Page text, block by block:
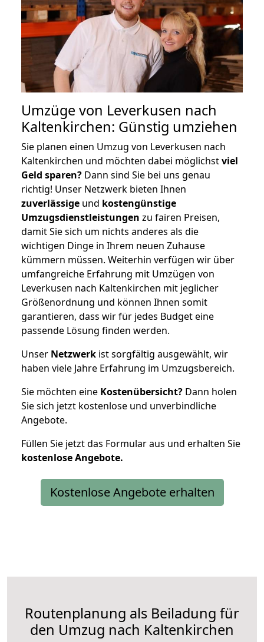
Umzüge von Leverkusen nach
Kaltenkirchen: Günstig umziehen
Sie planen einen Umzug von Leverkusen nach
Kaltenkirchen und möchten dabei möglichstviel
Geld sparen? Dann sind Sie bei uns genau
richtig! Unser Netzwerk bieten Ihnen
zuverlässige und kostengünstige
Umzugsdienstleistungen zu fairen Preisen,
damit Sie sich um nichts anderes als die
wichtigen Dinge in Ihrem neuen Zuhause
kümmern müssen. Weiterhin verfügen wir über
umfangreiche Erfahrung mit Umzügen von
Leverkusen nach Kaltenkirchen mit jeglicher
Größenordnung und können Ihnen somit
garantieren, dass wir für jedes Budget eine
passende Lösung finden werden.
Unser Netzwerk ist sorgfältig ausgewählt, wir
haben viele Jahre Erfahrung im Umzugsbereich.
Sie möchten eine Kostenübersicht? Dann holen
Sie sich jetzt kostenlose und unverbindliche
Angebote.
Füllen Sie jetzt das Formular aus und erhalten Sie
kostenloseAngebote.
Kostenlose Angebote erhalten
Routenplanung als Beiladung für
den Umzug nach Kaltenkirchen